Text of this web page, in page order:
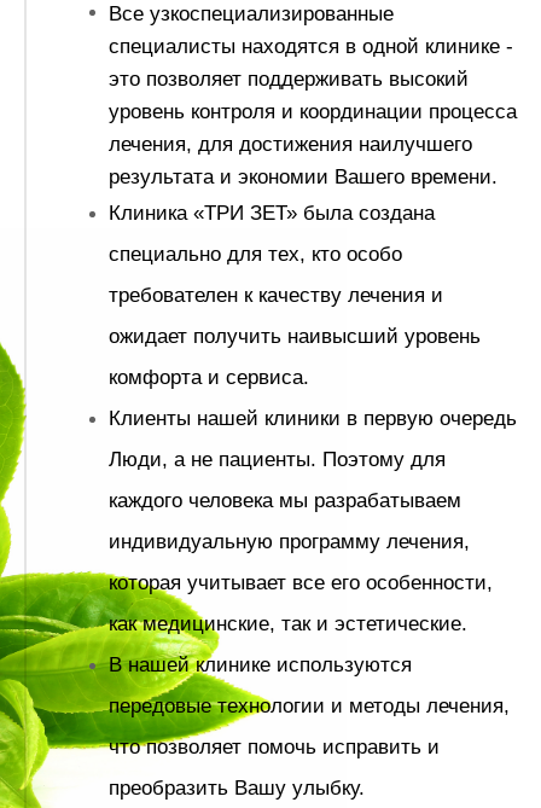
Все узкоспециализированные
специалисты находятся в одной клинике -
это позволяет поддерживать высокий
уровень контроля и координации процесса
лечения, для достижения наилучшего
результата и экономии Вашего времени.
Клиника «ТРИ ЗЕТ» была создана
специально для тех, кто особо
требователен к качеству лечения и
ожидает получить наивысший уровень
комфорта и сервиса.
Клиенты нашей клиники в первую очередь
Люди, а не пациенты. Поэтому для
каждого человека мы разрабатываем
индивидуальную программу лечения,
которая учитывает все его особенности,
как медицинские, так и эстетические.
В нашей клинике используются
передовые технологии и методы лечения,
что позволяет помочь исправить и
преобразить Вашу улыбку.